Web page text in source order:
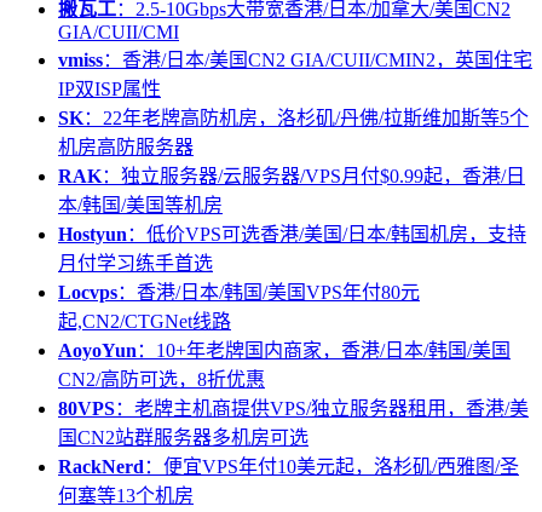
搬瓦工：2.5-10Gbps大带宽香港/日本/加拿大/美国CN2
GIA/CUII/CMI
vmiss：香港/日本/美国CN2 GIA/CUII/CMIN2，英国住宅
IP双ISP属性
SK：22年老牌高防机房，洛杉矶/丹佛/拉斯维加斯等5个
机房高防服务器
RAK：独立服务器/云服务器/VPS月付$0.99起，香港/日
本/韩国/美国等机房
Hostyun ：低价VPS可选香港/美国/日本/韩国机房，支持
月付学习练手首选
Locvps：香港/日本/韩国/美国VPS年付80元
起,CN2/CTGNet线路
AoyoYun ：10+年老牌国内商家，香港/日本/韩国/美国
CN2/高防可选，8折优惠
80VPS：老牌主机商提供VPS/独立服务器租用，香港/美
国CN2站群服务器多机房可选
RackNerd ：便宜VPS年付10美元起，洛杉矶/西雅图/圣
何塞等13个机房